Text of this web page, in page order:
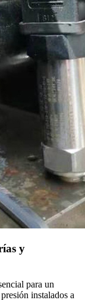
y
para un
instalados a